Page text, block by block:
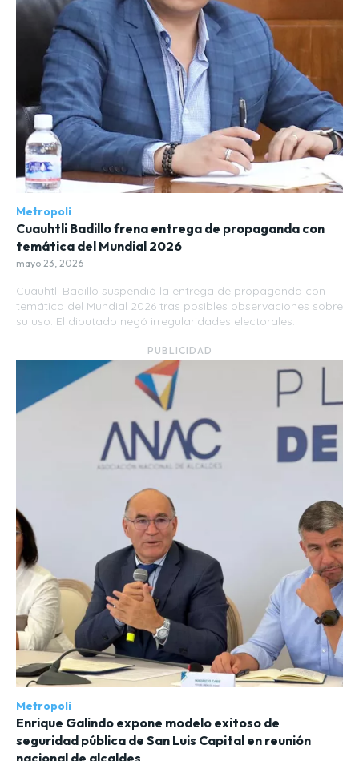
Metropoli
Cuauhtli Badillo frena entrega de propaganda con
temática del Mundial 2026
mayo 23, 2026
Cuauhtli Badillo suspendió la entrega de propaganda con
temática del Mundial 2026 tras posibles observaciones sobre
su uso. El diputado negó irregularidades electorales.
― PUBLICIDAD ―
Metropoli
Enrique Galindo expone modelo exitoso de
seguridad pública de San Luis Capital en reunión
nacional de alcaldes